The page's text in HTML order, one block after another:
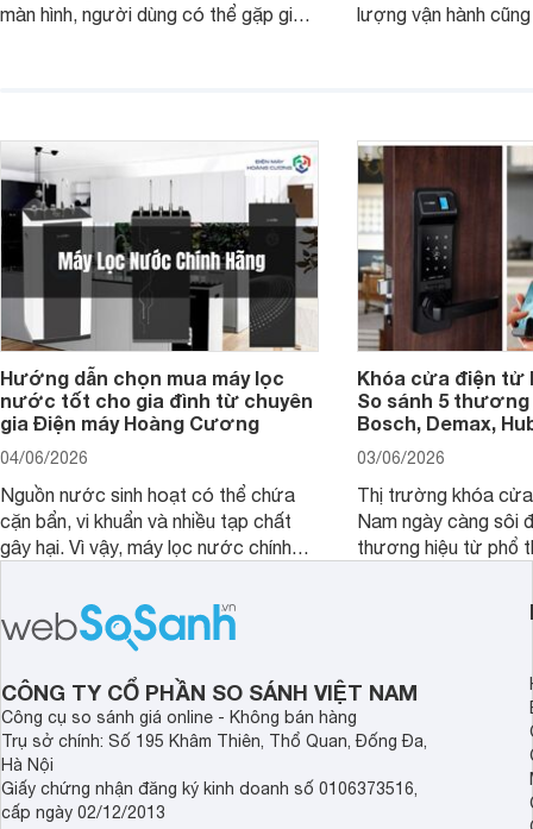
màn hình, người dùng có thể gặp giao
lượng vận hành
Hướng dẫn chọn mua máy lọc
nước tốt cho gia đình từ chuyên
gia Điện máy Hoàng Cương
04/06/2026
Nguồn nước sinh hoạt có thể chứa
cặn bẩn, vi khuẩn và nhiều tạp chất
gây hại. Vì vậy, máy lọc nước chính
sức khỏe và đảm bảo nguồn nước
sạch cho cả gia đình.
Khóa cửa điện tử
So sánh 5 thương
Bosch, Demax,
03/06/2026
Thị trường khóa
Nam ngày càng sôi
thương hiệu từ phổ
cửa điện tử hãng
sẽ so sánh 5
Demax, Hubert và
CÔNG TY CỔ PHẦN SO SÁNH VIỆT NAM
Công cụ so sánh giá online - Không bán hàng
Trụ sở chính: Số 195 Khâm Thiên, Thổ Quan, Đống Đa,
Hà Nội
Giấy chứng nhận đăng ký kinh doanh số 0106373516,
cấp ngày 02/12/2013